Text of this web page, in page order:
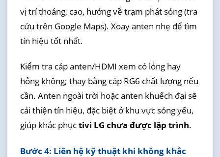
vị trí thoáng, cao, hướng về trạm phát sóng (tra
cứu trên Google Maps). Xoay anten nhẹ để tìm
tín hiệu tốt nhất.
Kiểm tra cáp anten/HDMI xem có lỏng hay
hỏng không; thay bằng cáp RG6 chất lượng nếu
cần. Anten ngoài trời hoặc anten khuếch đại sẽ
cải thiện tín hiệu, đặc biệt ở khu vực sóng yếu,
giúp khắc phụctivi LG chưa được lập trình.
Bước 4: Liên hệ kỹ thuật khi không khắc